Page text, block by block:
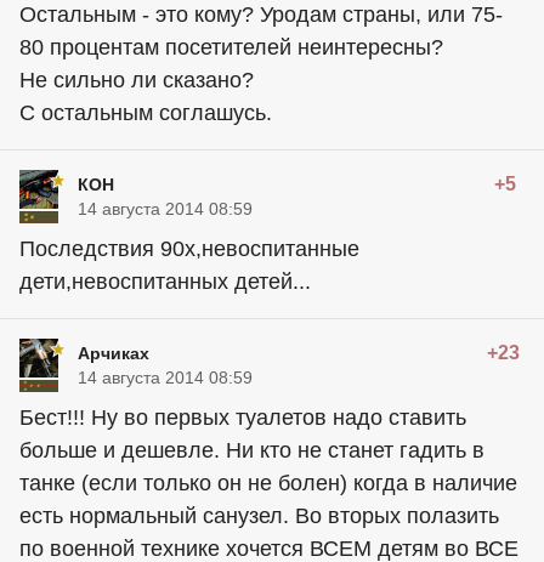
Остальным - это кому? Уродам страны, или 75-
80 процентам посетителей неинтересны?
Не сильно ли сказано?
С остальным соглашусь.
КОН +5
14 августа 2014 08:59
Последствия 90х,невоспитанные
дети,невоспитанных детей...
Арчиках +23
14 августа 2014 08:59
Бест!!! Ну во первых туалетов надо ставить
больше и дешевле. Ни кто не станет гадить в
танке (если только он не болен) когда в наличие
есть нормальный санузел. Во вторых полазить
по военной технике хочется ВСЕМ детям во ВСЕ